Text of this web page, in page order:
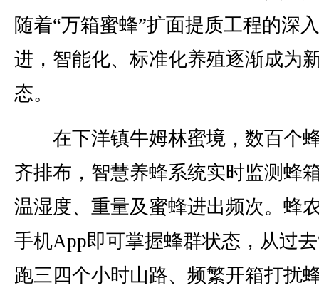
随着“万箱蜜蜂”扩面提质工程的深
进，智能化、标准化养殖逐渐成为
态。
在下洋镇牛姆林蜜境，数百个
齐排布，智慧养蜂系统实时监测蜂
温湿度、重量及蜜蜂进出频次。蜂
手机App即可掌握蜂群状态，从过
跑三四个小时山路、频繁开箱打扰